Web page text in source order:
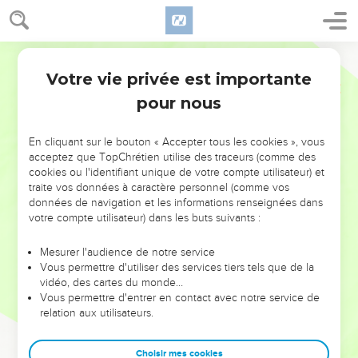
NE MANQUEZ PAS L’ÉVÉNEMENT
DE L’ANNÉE !
ET SI LEURS ERREURS POUVAIENT VOUS ÉVITER LES
VOTRES ?
leur foi ou leur vision. Mais on voit moins les doutes, les erreurs
et les saisons difficiles qu'ils ont traversés, alors même que ce
sont elles qui les ont façonnés.
Dans cette conférence, leaders, entrepreneurs, et responsables
clés pour avancer avec plus de sagesse afin que leurs erreurs
Votre vie privée est importante
pour nous
En cliquant sur le bouton « Accepter tous les cookies », vous
acceptez que TopChrétien utilise des traceurs (comme des
cookies ou l'identifiant unique de votre compte utilisateur) et
traite vos données à caractère personnel (comme vos
données de navigation et les informations renseignées dans
votre compte utilisateur) dans les buts suivants :
Mesurer l'audience de notre service
Vous permettre d'utiliser des services tiers tels que de la
vidéo, des cartes du monde…
Vous permettre d'entrer en contact avec notre service de
relation aux utilisateurs.
Choisir mes cookies